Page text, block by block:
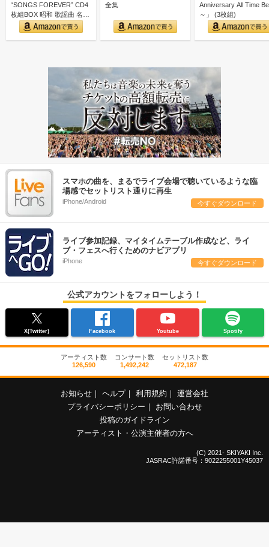
“SONGS FOREVER” CD4
枚組BOX 昭和 歌謡曲 名曲
カバー集｜…
全集
Anniversary All Time
～」 (3枚組)
スマホの曲を、まるでライブ会場で聴いているような臨
場感でセットリスト通りに再生
iPhone/Android 今すぐダウンロード
ライブ参加記録、マイタイムテーブル作成など、ライ
ブ・フェスへ行くためのナビアプリ
iPhone 今すぐダウンロード
公式アカウントをフォローしよう！
X(Twitter) Facebook Youtube Spotify
アーティスト数
126,590
コンサート数
1,492,242
セットリスト数
472,187
お知らせ ヘルプ 利用規約
運営会社
プライバシーポリシー
お問い合わせ
投稿のガイドライン
アーティスト・公演主催者の方へ
(C) 2021- SKIYAKI Inc.
JASRAC許諾番号：9022255001Y45037